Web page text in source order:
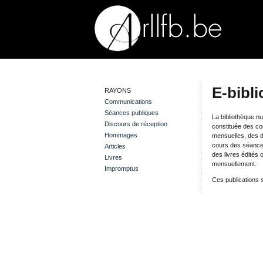
RAYONS
Communications
Séances publiques
Discours de réception
Hommages
Articles
Livres
Impromptus
E-
La bibliothèque
constituée des
mensuelles, des
cours des
des livres édités
mensuellement.
Ces publications